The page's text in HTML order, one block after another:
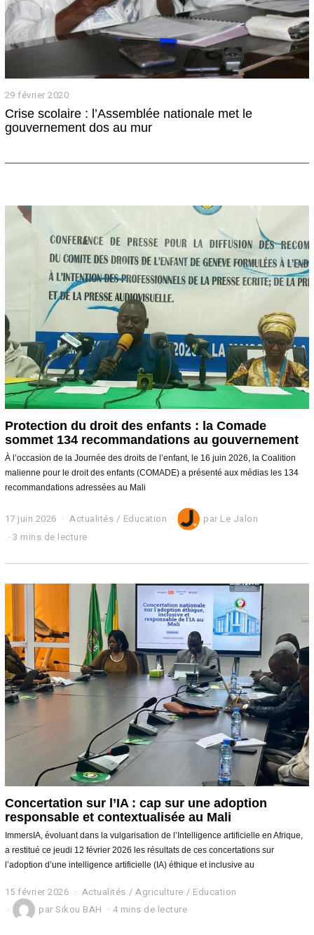
29 février 2020
m
a
r
Crise scolaire : l’Assemblée nationale met le
gouvernement dos au mur
Protection du droit des enfants : la Comade
sommet 134 recommandations au gouvernement
À l’occasion de la Journée des droits de l’enfant, le 16 juin 2026, la Coalition
malienne pour le droit des enfants (COMADE) a présenté aux médias les 134
recommandations adressées au Mali
17 juin 2026
2
j
n
6
Actualités / Education par Le Jalon
3 mins de lecture
Concertation sur l’IA : cap sur une adoption
responsable et contextualisée au Mali
ImmersIA, évoluant dans la vulgarisation de l’Intelligence artificielle en Afrique,
a restitué ce jeudi 12 février 2026 les résultats de ces concertations sur
l’adoption d’une intelligence artificielle (IA) éthique et inclusive au
15 février 2026
5
f
Actualités / Agriculture / Education
parSikou BAH 4 mins de lecture